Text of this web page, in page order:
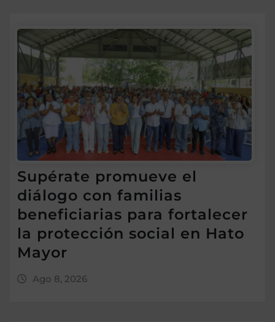
Supérate promueve el
diálogo con familias
beneficiarias para fortalecer
la protección social en Hato
Mayor
Ago 8, 2026